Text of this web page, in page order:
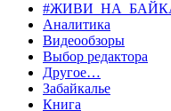
Аналитика
Видеообзоры
Выбор редактора
Другое…
Забайкалье
Книга